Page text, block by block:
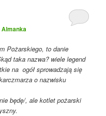
Almanka
Pożarskiego, to danie
taka nazwa? wiele legend
na ogół sprowadzają się
o nazwisku
będę/, ale kotlet pożarski